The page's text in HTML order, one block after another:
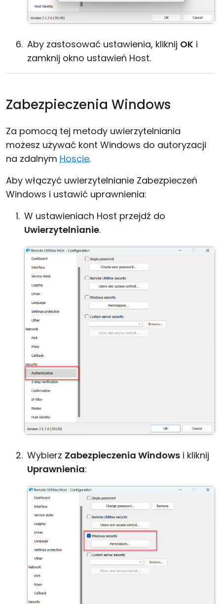
Aby zastosować ustawienia, kliknij OK i
zamknij okno ustawień Host.
Zabezpieczenia Windows
Za pomocą tej metody uwierzytelniania
możesz używać kont Windows do autoryzacji
na zdalnym Hoscie.
Aby włączyć uwierzytelnianie Zabezpieczeń
Windows i ustawić uprawnienia:
W ustawieniach Host przejdź do
Uwierzytelnianie.
Wybierz Zabezpieczenia Windows i kliknij
Uprawnienia: